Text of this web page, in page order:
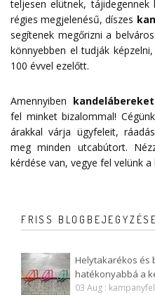
teljesen elütnek,
régies megjelenésű, díszes
segítenek megőrizni a
könnyebben el tudják
100 évvel ezelőtt.
Amennyiben kandelábereket
fel minket bizalommal!
árakkal várja ügyfeleit,
meg minden utcabútort.
kérdése van, vegye fel velünk a
FRISS
Helytakarékos és
hatékonyabbá a
03 Aug :